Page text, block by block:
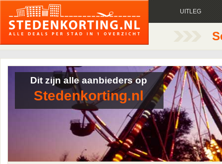
UITLEG
Dit zijn alle aanbieders op
Stedenkorting.nl